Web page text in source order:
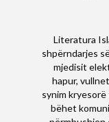
Literatura
shpërndarjes
mjedisit
hapur,
synim
bëhet